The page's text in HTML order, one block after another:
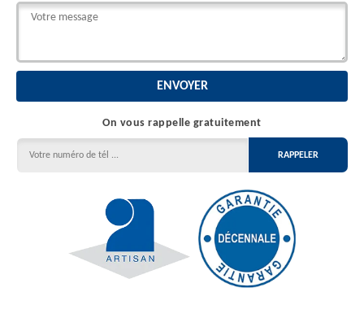
On vous rappelle gratuitement